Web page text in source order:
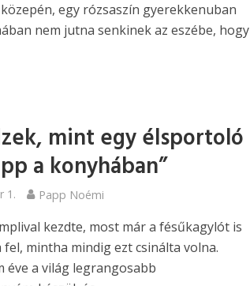
egy rózsaszín gyerekkenuban
nem jutna senkinek az eszébe, hogy
mint egy élsportoló
a konyhában”
1. Papp Noémi
kezdte, most már a fésűkagylót is
fel, mintha mindig ezt csinálta volna.
éve a világ legrangosabb